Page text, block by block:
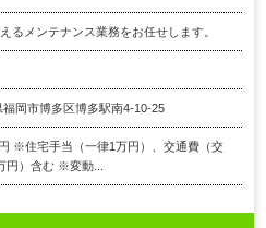
るメンテナンス業務をお任せします。
福岡市博多区博多駅南4-10-25
※住宅手当（一律1万円）、交通費（交
円）含む ※変動...